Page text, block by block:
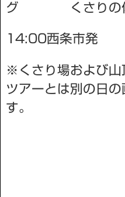
グ くさりの体
14:00西条市発
※くさり場および山
ツアーとは別の日
す。